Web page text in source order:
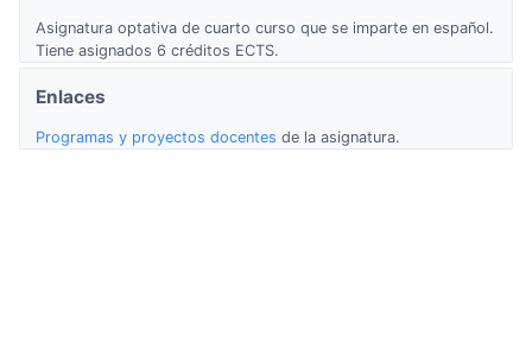
Asignatura optativa de cuarto curso que se imparte en español.
Tiene asignados 6 créditos ECTS.
Enlaces
Programas y proyectos docentes de la asignatura.